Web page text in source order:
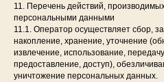
11. Перечень действий,
персональными данными
11.1. Оператор осуществляет сбор,
накопление, хранение, уточнение
извлечение, использование,
предоставление, доступ),
уничтожение персональных данных.